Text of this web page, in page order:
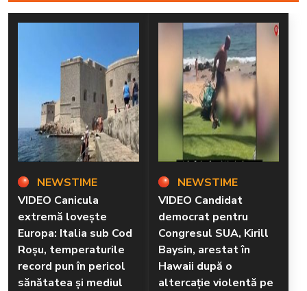
NEWSTIME
VIDEO Canicula
extremă lovește
Europa: Italia sub Cod
Roșu, temperaturile
record pun în pericol
sănătatea și mediul
NEWSTIME
VIDEO Candidat
democrat pentru
Congresul SUA, Kirill
Baysin, arestat în
Hawaii după o
altercație violentă pe